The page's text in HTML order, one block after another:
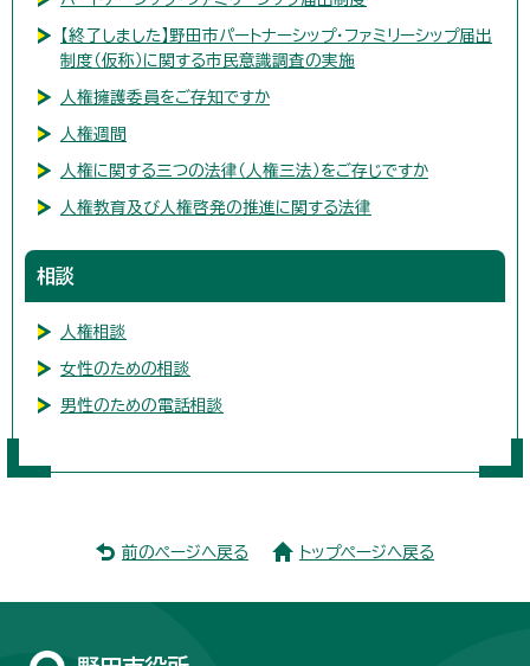
【終了しました】野田市パートナーシップ・ファミリーシップ届出
制度（仮称）に関する市民意識調査の実施
人権擁護委員をご存知ですか
人権週間
人権に関する三つの法律（人権三法）をご存じですか
人権教育及び人権啓発の推進に関する法律
相談
人権相談
女性のための相談
男性のための電話相談
前のページへ戻る トップページへ戻る